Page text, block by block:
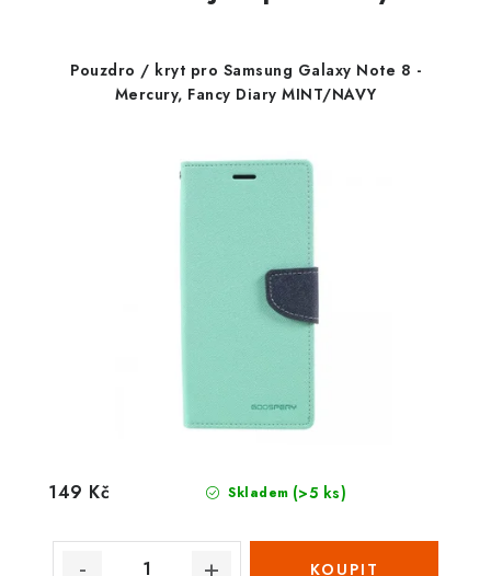
Pouzdro / kryt pro Samsung Galaxy Note 8 -
Mercury, Fancy Diary MINT/NAVY
Skladem (>5 ks)
149 Kč